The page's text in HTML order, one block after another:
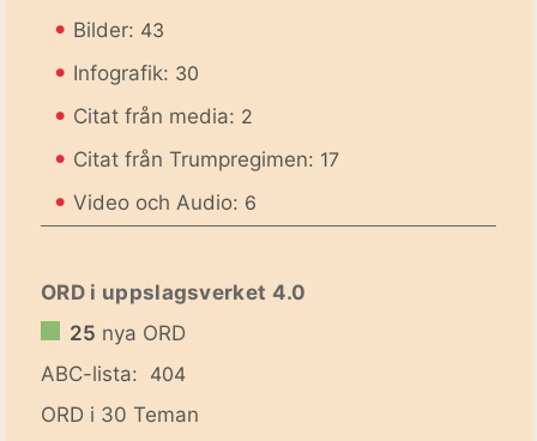
• Bilder: 43
• Infografik: 30
• Citat från media: 2
• Citat från Trumpregimen: 17
• Video och Audio: 6
ORD i uppslagsverket 4.0
25 nya ORD
ABC-lista: 404
ORD i 30 Teman